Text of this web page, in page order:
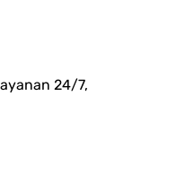
24/7,